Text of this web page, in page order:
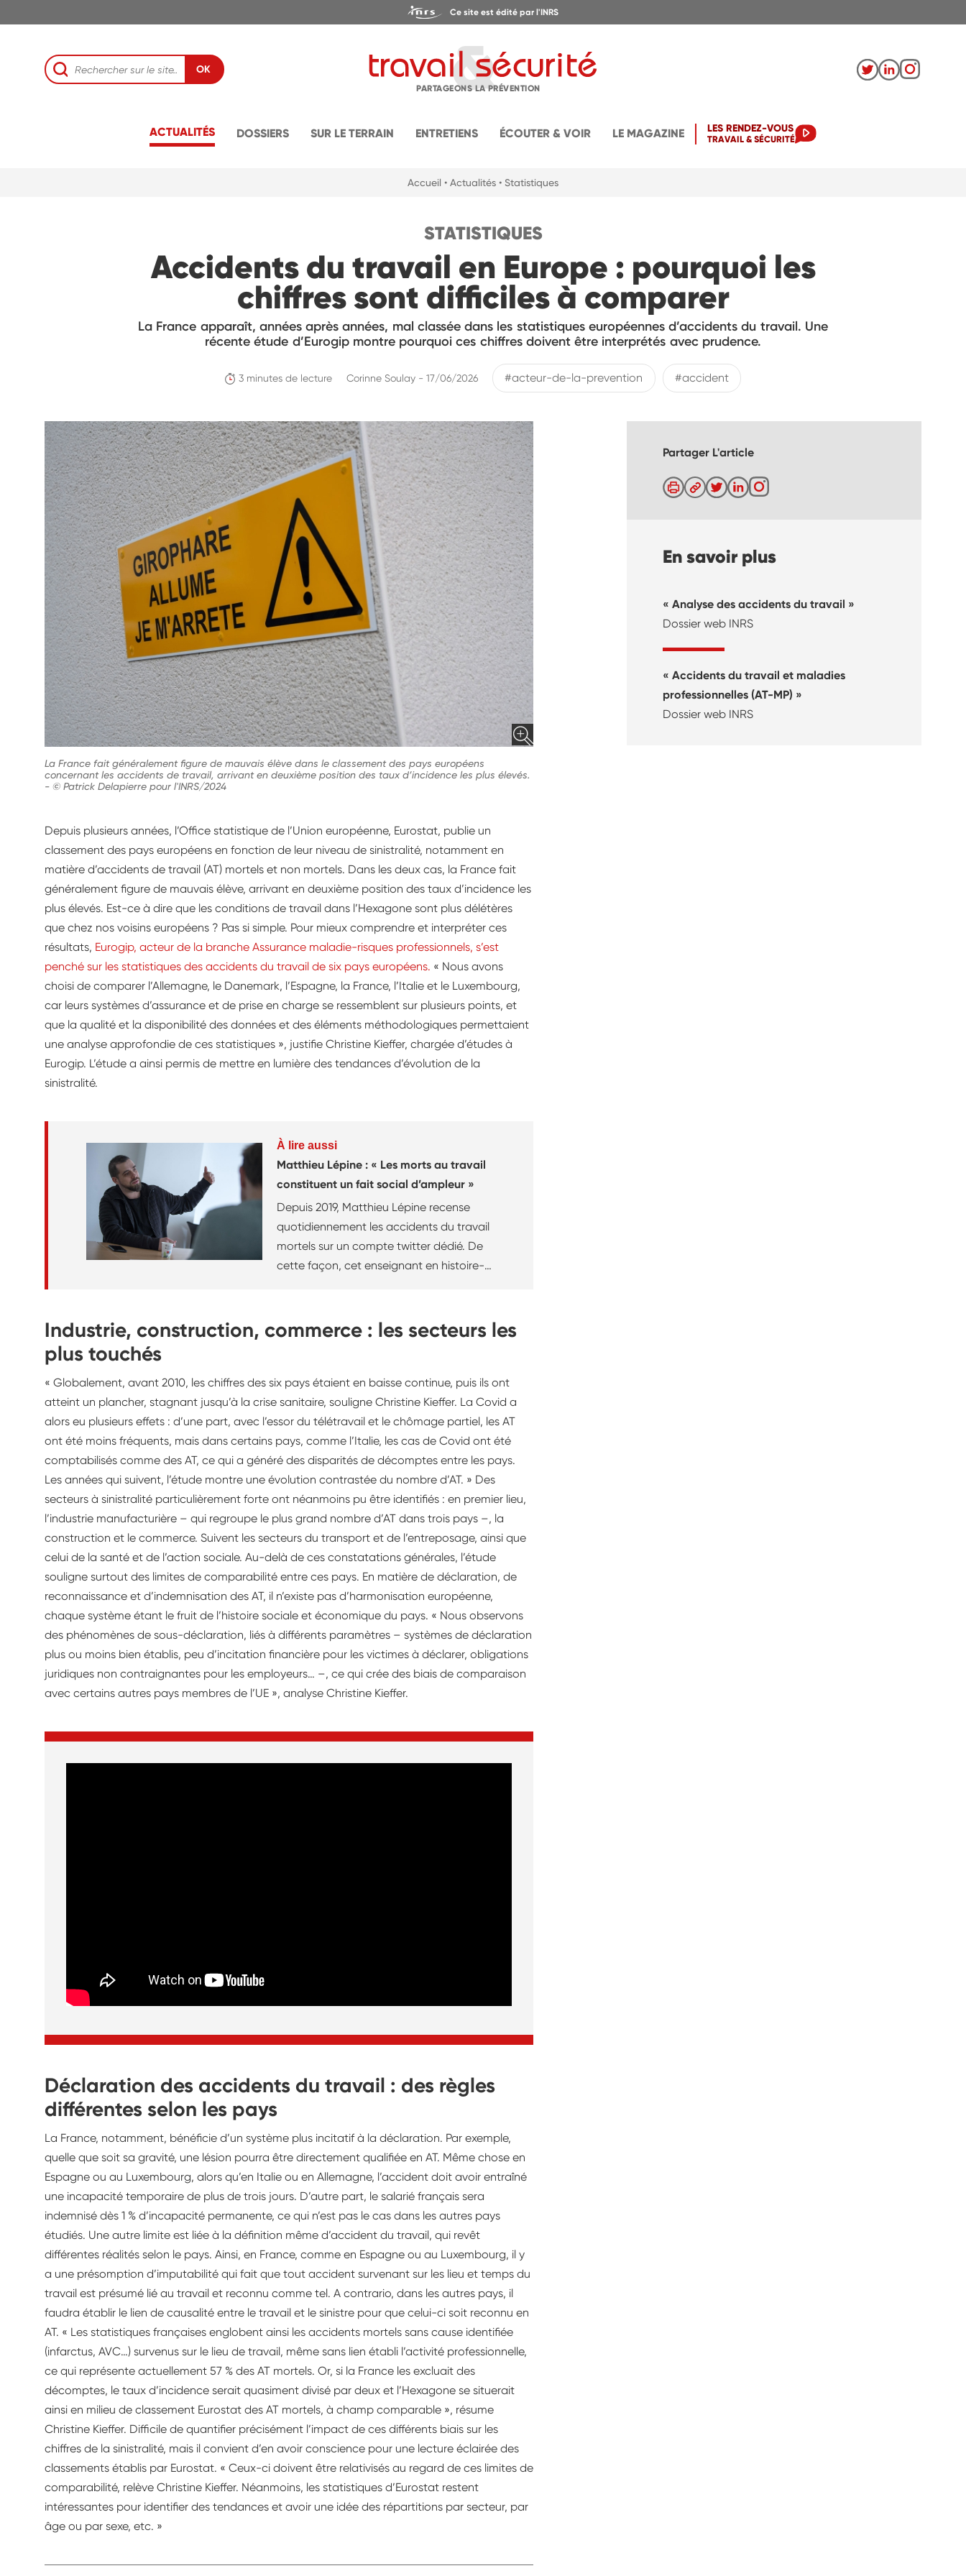
Ce site est édité par l'INRS
OK
PARTAGEONS LA PRÉVENTION
ACTUALITÉS DOSSIERS SUR LE TERRAIN ENTRETIENS ÉCOUTER & VOIR LE MAGAZINE LES RENDEZ-VOUS
TRAVAIL & SÉCURITÉ
Accueil • Actualités • Statistiques
STATISTIQUES
Accidents du travail en Europe : pourquoi les
chiffres sont difficiles à comparer
La France apparaît, années après années, mal classée dans les statistiques européennes d’accidents du travail. Une
récente étude d’Eurogip montre pourquoi ces chiffres doivent être interprétés avec prudence.
3 minutes de lecture Corinne Soulay - 17/06/2026 #acteur-de-la-prevention #accident
La France fait généralement figure de mauvais élève dans le classement des pays européens
concernant les accidents de travail, arrivant en deuxième position des taux d’incidence les plus élevés.
- © Patrick Delapierre pour l'INRS/2024
Depuis plusieurs années, l’Office statistique de l’Union européenne, Eurostat, publie un
classement des pays européens en fonction de leur niveau de sinistralité, notamment en
matière d’accidents de travail (AT) mortels et non mortels. Dans les deux cas, la France fait
généralement figure de mauvais élève, arrivant en deuxième position des taux d’incidence les
plus élevés. Est-ce à dire que les conditions de travail dans l’Hexagone sont plus délétères
que chez nos voisins européens ? Pas si simple. Pour mieux comprendre et interpréter ces
résultats, Eurogip, acteur de la branche Assurance maladie-risques professionnels, s’est
penché sur les statistiques des accidents du travail de six pays européens. « Nous avons
choisi de comparer l’Allemagne, le Danemark, l’Espagne, la France, l’Italie et le Luxembourg,
car leurs systèmes d’assurance et de prise en charge se ressemblent sur plusieurs points, et
que la qualité et la disponibilité des données et des éléments méthodologiques permettaient
une analyse approfondie de ces statistiques », justifie Christine Kieffer, chargée d’études à
Eurogip. L’étude a ainsi permis de mettre en lumière des tendances d’évolution de la
sinistralité.
À lire aussi
Matthieu Lépine : « Les morts au travail
constituent un fait social d’ampleur »
Depuis 2019, Matthieu Lépine recense
quotidiennement les accidents du travail
mortels sur un compte twitter dédié. De
cette façon, cet enseignant en histoire-
d’importance, dont il souhaiterait que le
Industrie, construction, commerce : les secteurs les
plus touchés
« Globalement, avant 2010, les chiffres des six pays étaient en baisse continue, puis ils ont
atteint un plancher, stagnant jusqu’à la crise sanitaire, souligne Christine Kieffer. La Covid a
alors eu plusieurs effets : d’une part, avec l’essor du télétravail et le chômage partiel, les AT
ont été moins fréquents, mais dans certains pays, comme l’Italie, les cas de Covid ont été
comptabilisés comme des AT, ce qui a généré des disparités de décomptes entre les pays.
Les années qui suivent, l’étude montre une évolution contrastée du nombre d’AT. » Des
secteurs à sinistralité particulièrement forte ont néanmoins pu être identifiés : en premier lieu,
l’industrie manufacturière – qui regroupe le plus grand nombre d’AT dans trois pays –, la
construction et le commerce. Suivent les secteurs du transport et de l’entreposage, ainsi que
celui de la santé et de l’action sociale. Au-delà de ces constatations générales, l’étude
souligne surtout des limites de comparabilité entre ces pays. En matière de déclaration, de
reconnaissance et d’indemnisation des AT, il n’existe pas d’harmonisation européenne,
chaque système étant le fruit de l’histoire sociale et économique du pays. « Nous observons
des phénomènes de sous-déclaration, liés à différents paramètres – systèmes de déclaration
plus ou moins bien établis, peu d’incitation financière pour les victimes à déclarer, obligations
juridiques non contraignantes pour les employeurs… –, ce qui crée des biais de comparaison
avec certains autres pays membres de l’UE », analyse Christine Kieffer.
Déclaration des accidents du travail : des règles
différentes selon les pays
La France, notamment, bénéficie d’un système plus incitatif à la déclaration. Par exemple,
quelle que soit sa gravité, une lésion pourra être directement qualifiée en AT. Même chose en
Espagne ou au Luxembourg, alors qu’en Italie ou en Allemagne, l’accident doit avoir entraîné
une incapacité temporaire de plus de trois jours. D’autre part, le salarié français sera
indemnisé dès 1 % d’incapacité permanente, ce qui n’est pas le cas dans les autres pays
étudiés. Une autre limite est liée à la définition même d’accident du travail, qui revêt
différentes réalités selon le pays. Ainsi, en France, comme en Espagne ou au Luxembourg, il y
a une présomption d’imputabilité qui fait que tout accident survenant sur les lieu et temps du
travail est présumé lié au travail et reconnu comme tel. A contrario, dans les autres pays, il
faudra établir le lien de causalité entre le travail et le sinistre pour que celui-ci soit reconnu en
AT. « Les statistiques françaises englobent ainsi les accidents mortels sans cause identifiée
(infarctus, AVC…) survenus sur le lieu de travail, même sans lien établi l’activité professionnelle,
ce qui représente actuellement 57 % des AT mortels. Or, si la France les excluait des
décomptes, le taux d’incidence serait quasiment divisé par deux et l’Hexagone se situerait
ainsi en milieu de classement Eurostat des AT mortels, à champ comparable », résume
Christine Kieffer. Difficile de quantifier précisément l’impact de ces différents biais sur les
chiffres de la sinistralité, mais il convient d’en avoir conscience pour une lecture éclairée des
classements établis par Eurostat. « Ceux-ci doivent être relativisés au regard de ces limites de
comparabilité, relève Christine Kieffer. Néanmoins, les statistiques d’Eurostat restent
intéressantes pour identifier des tendances et avoir une idée des répartitions par secteur, par
âge ou par sexe, etc. »
Partager L'article
En savoir plus
Analyse des accidents du travail
Dossier web INRS
Accidents du travail et maladies
professionnelles (AT-MP)
Dossier web INRS